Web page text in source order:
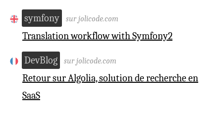
symfony sur jolicode.com
Translation workflow with Symfony2
DevBlog sur jolicode.com
Retour sur Algolia, solution de recherche en
SaaS